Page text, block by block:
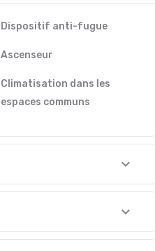
Dispositif anti-fugue
Ascenseur
Climatisation dans les
espaces communs